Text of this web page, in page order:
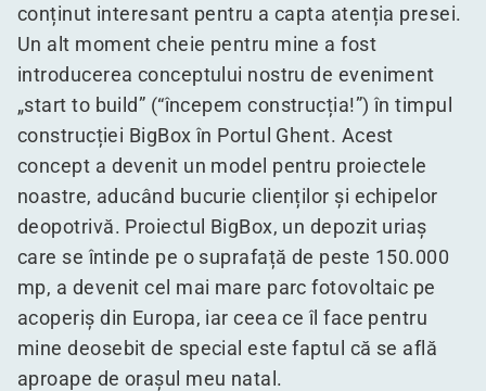
conținut interesant pentru a capta atenția presei.
Un alt moment cheie pentru mine a fost
introducerea conceptului nostru de eveniment
„start to build” (“începem construcția!”) în timpul
construcției BigBox în Portul Ghent. Acest
concept a devenit un model pentru proiectele
noastre, aducând bucurie clienților și echipelor
deopotrivă. Proiectul BigBox, un depozit uriaș
care se întinde pe o suprafață de peste 150.000
mp, a devenit cel mai mare parc fotovoltaic pe
acoperiș din Europa, iar ceea ce îl face pentru
mine deosebit de special este faptul că se află
aproape de orașul meu natal.